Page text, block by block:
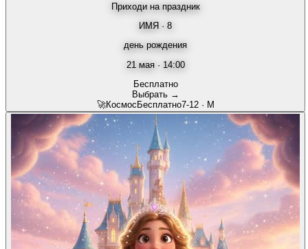
Приходи на праздник
ИМЯ · 8
день рождения
21 мая · 14:00
Бесплатно
Выбрать →
🚀Космос Бесплатно7-12· М